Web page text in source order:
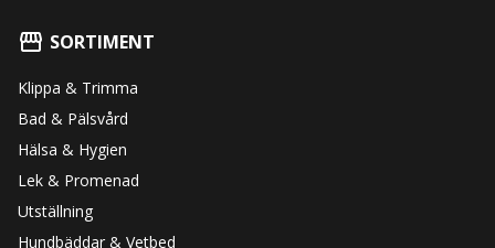
SORTIMENT
Klippa & Trimma
Bad & Pälsvård
Hälsa & Hygien
Lek & Promenad
Utställning
Hundbäddar & Vetbed